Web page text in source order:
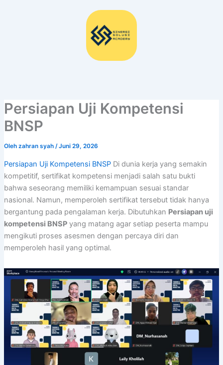
Persiapan Uji Kompetensi
BNSP
Oleh zahran syah /Juni 29, 2026
Persiapan Uji Kompetensi BNSPDi dunia kerja yang semakin
kompetitif, sertifikat kompetensi menjadi salah satu bukti
bahwa seseorang memiliki kemampuan sesuai standar
nasional. Namun, memperoleh sertifikat tersebut tidak hanya
bergantung pada pengalaman kerja. Dibutuhkan Persiapan uji
kompetensi BNSPyang matang agar setiap peserta mampu
mengikuti proses asesmen dengan percaya diri dan
memperoleh hasil yang optimal.